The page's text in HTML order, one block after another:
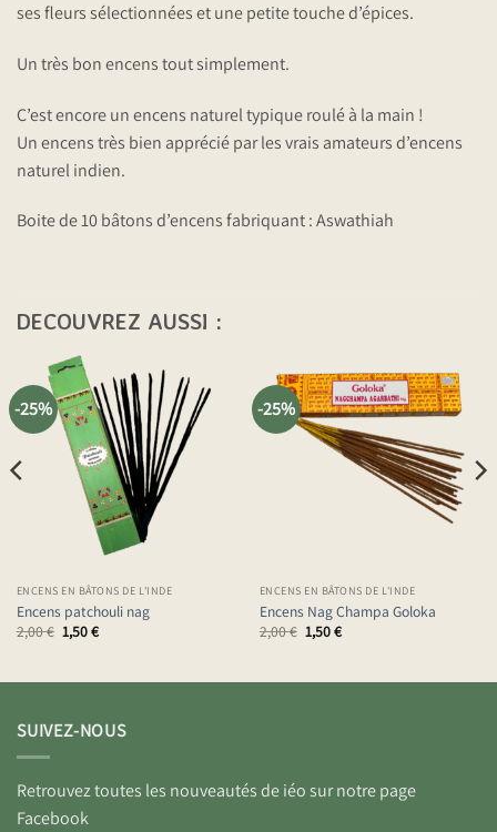
ses fleurs sélectionnées et une petite touche d’épices.
Un très bon encens tout simplement.
C’est encore un encens naturel typique roulé à la main !
Un encens très bien apprécié par les vrais amateurs d’encens
naturel indien.
Boite de 10 bâtons d’encens fabriquant : Aswathiah
-25%
ENCENS EN BÂTONS DE L'INDE
Encens patchouli nag
2,00€ Le
prix
2,00 €.
1,50€Le
1,50 €.
-25%
ENCENS EN BÂTONS DE L'INDE
Encens Nag Champa Goloka
2,00€ Le
prix
2,00 €.
1,50€Le
1,50 €.
SUIVEZ-NOUS
Retrouvez toutes les nouveautés de iéo sur notre page
Facebook